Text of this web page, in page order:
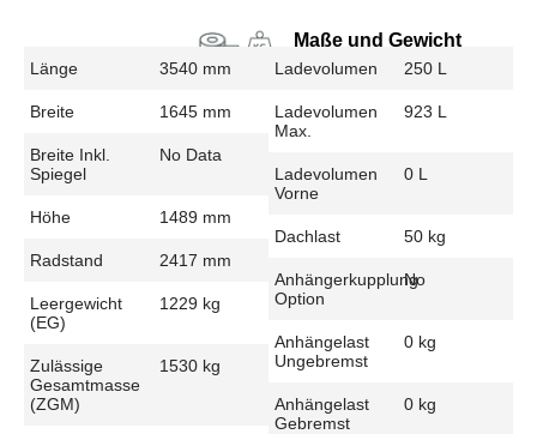
Maße und Gewicht
Länge 3540 mm
Breite 1645 mm
Breite Inkl.
Spiegel
No Data
Höhe 1489 mm
Radstand 2417 mm
Leergewicht
(EG)
1229 kg
Zulässige
Gesamtmasse
(zGM)
1530 kg
Ladevolumen 250 L
Ladevolumen
Max.
923 L
Ladevolumen
Vorne
0 L
Dachlast 50 kg
Anhängerkupplung
Option
No
Anhängelast
Ungebremst
0 kg
Anhängelast
Gebremst
0 kg